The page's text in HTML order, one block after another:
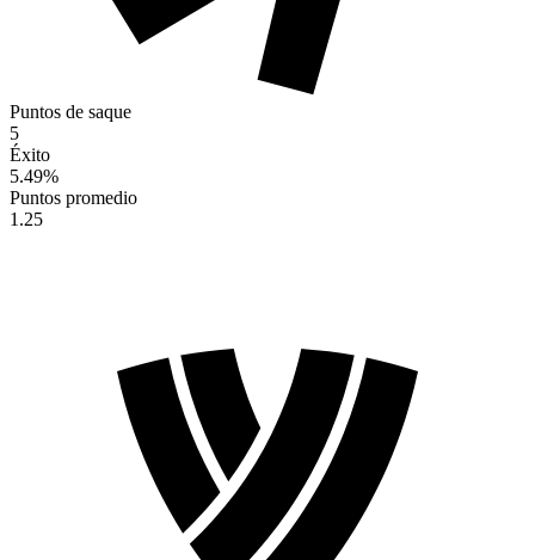
Puntos de saque
5
Éxito
5.49%
Puntos promedio
1.25